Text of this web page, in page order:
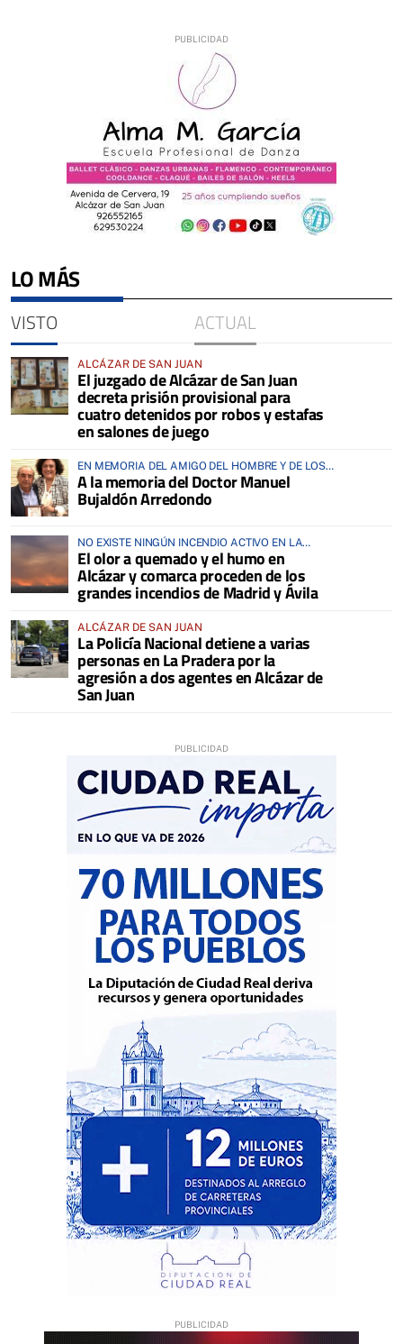
LO MÁS
VISTO ACTUAL
ALCÁZAR DE SAN JUAN
El juzgado de Alcázar de San Juan
decreta prisión provisional para
cuatro detenidos por robos y estafas
en salones de juego
EN MEMORIA DEL AMIGO DEL HOMBRE Y DE LOS
ANIMALES
A la memoria del Doctor Manuel
Bujaldón Arredondo
NO EXISTE NINGÚN INCENDIO ACTIVO EN LA
COMARCA
El olor a quemado y el humo en
Alcázar y comarca proceden de los
grandes incendios de Madrid y Ávila
ALCÁZAR DE SAN JUAN
La Policía Nacional detiene a varias
personas en La Pradera por la
agresión a dos agentes en Alcázar de
San Juan